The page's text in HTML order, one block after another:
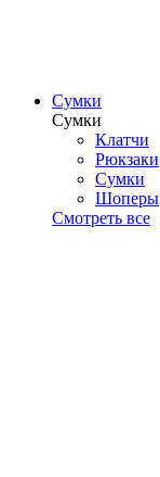
Сумки
Сумки
Клатчи
Рюкзаки
Сумки
Шоперы
Смотреть все